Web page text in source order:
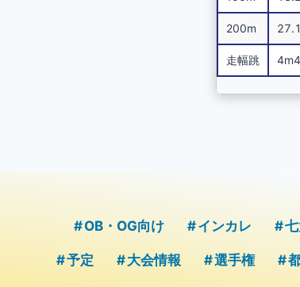
200m
走幅跳
OB・OG向け インカレ
予定 大会情報 選手権